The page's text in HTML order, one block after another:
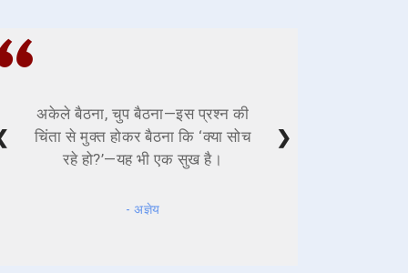
अकेले बैठना, चुप बैठना—इस प्रश्न की
चिंता से मुक्त होकर बैठना कि ‘क्या सोच
रहे हो?’—यह भी एक सुख है।
- अज्ञेय
❯